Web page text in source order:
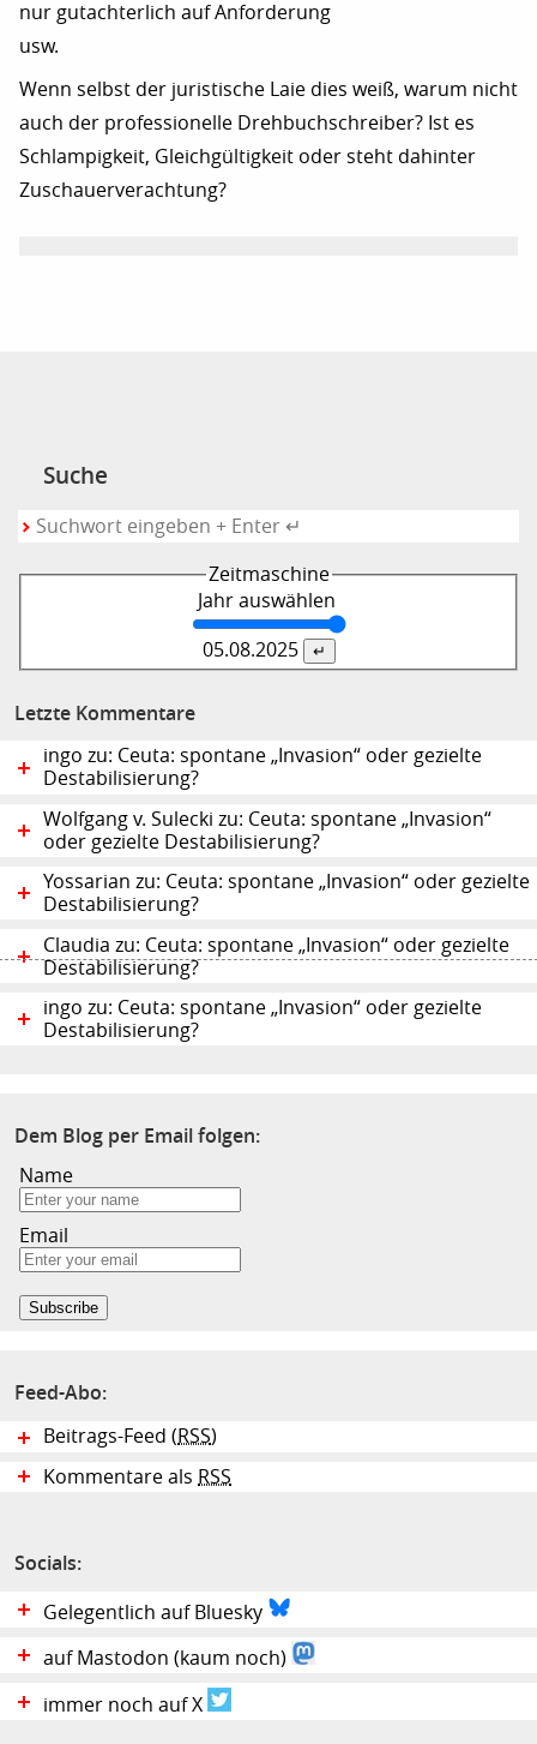
nur gutachterlich auf Anforderung
usw.
Wenn selbst der juristische Laie dies weiß, warum nicht
auch der professionelle Drehbuchschreiber? Ist es
Schlampigkeit, Gleichgültigkeit oder steht dahinter
Zuschauerverachtung?
Suche
Zeitmaschine
Jahr auswählen
05.08.2025
Letzte Kommentare
ingo zu: Ceuta: spontane „Invasion“ oder gezielte
Destabilisierung?
Wolfgang v. Sulecki zu: Ceuta: spontane „Invasion“
oder gezielte Destabilisierung?
Yossarian zu: Ceuta: spontane „Invasion“ oder gezielte
Destabilisierung?
Claudia zu: Ceuta: spontane „Invasion“ oder gezielte
Destabilisierung?
ingo zu: Ceuta: spontane „Invasion“ oder gezielte
Destabilisierung?
Dem Blog per Email folgen:
Name
Email
Feed-Abo:
Beitrags-Feed ( RSS)
Kommentare als RSS
Socials:
Gelegentlich auf Bluesky
auf Mastodon (kaum noch)
immer noch auf X